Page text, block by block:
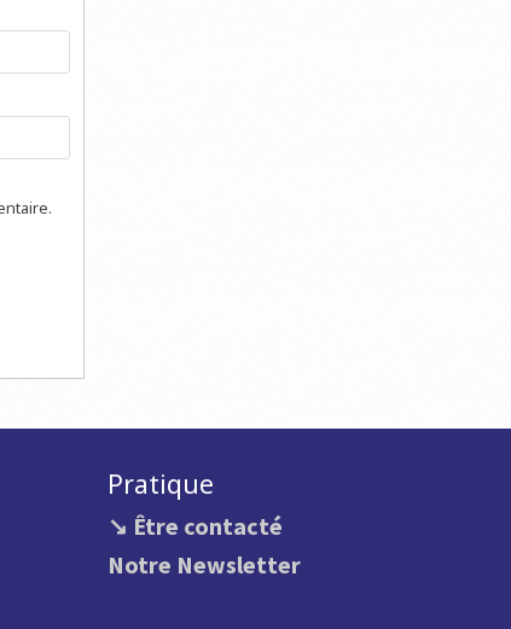
Pratique
↘ Être contacté
Notre Newsletter